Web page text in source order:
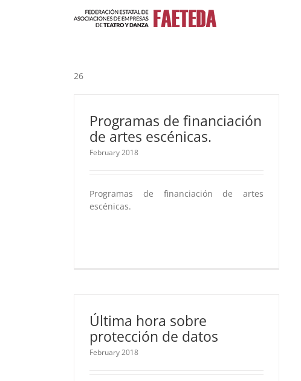
26
Programas de financiación
de artes escénicas.
February 2018
Programas de financiación de artes
escénicas.
Última hora sobre
protección de datos
February 2018